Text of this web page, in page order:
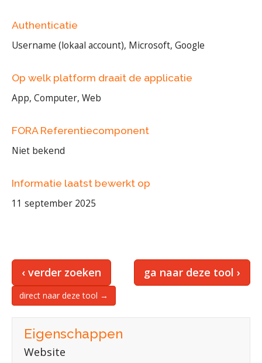
Authenticatie
Username (lokaal account), Microsoft, Google
Op welk platform draait de applicatie
App, Computer, Web
FORA Referentiecomponent
Niet bekend
Informatie laatst bewerkt op
11 september 2025
‹ verder zoeken ga naar deze tool ›
direct naar deze tool →
Eigenschappen
Website